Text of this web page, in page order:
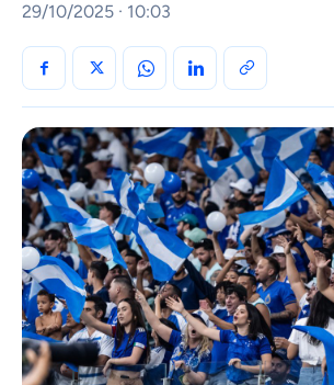
29/10/2025 · 10:03